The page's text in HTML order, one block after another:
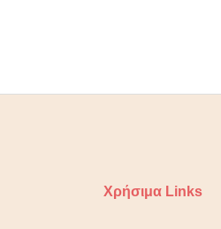
Χρήσιμα Links